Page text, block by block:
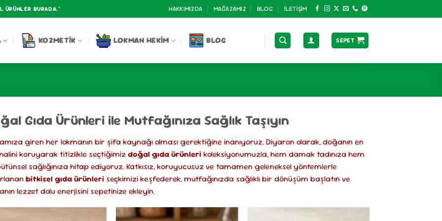
ÜRÜNLER BURADA." HAKKIMIZDA MAĞAZAMIZ BLOG İLETIŞIM
KOZMETIK LOKMAN HEKIM BLOG SEPET
Gıda Ürünleri ile Mutfağınıza Sağlık Taşıyın
giren her lokmanın bir şifa kaynağı olması gerektiğine inanıyoruz. Diyaron olarak, doğanın en
koruyarak titizlikle seçtiğimizdoğal gıda ürünlerikoleksiyonumuzla, hem damak tadınıza hem
sağlığınıza hitap ediyoruz. Katkısız, koruyucusuz ve tamamen geleneksel yöntemlerle
bitkisel gıda ürünleriseçkimizi keşfederek, mutfağınızda sağlıklı bir dönüşüm başlatın ve
lezzet dolu enerjisini sepetinize ekleyin.